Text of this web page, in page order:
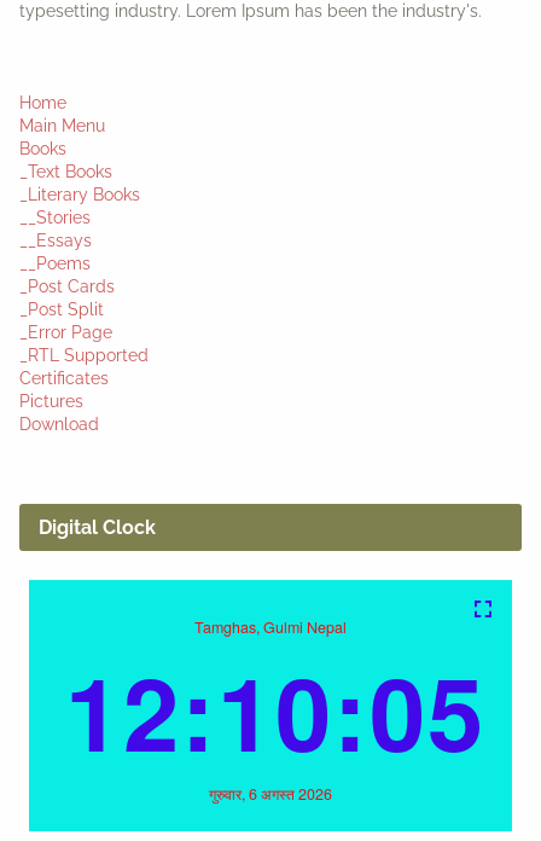
typesetting industry. Lorem Ipsum has been the industry's.
Home
Main Menu
Books
_Text Books
_Literary Books
__Stories
__Essays
__Poems
_Post Cards
_Post Split
_Error Page
_RTL Supported
Certificates
Pictures
Download
Digital Clock